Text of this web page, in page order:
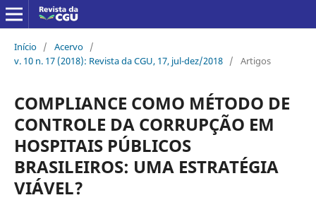
Início / Acervo /
v. 10 n. 17 (2018): Revista da CGU, 17, jul-dez/2018 / Artigos
COMPLIANCE COMO MÉTODO DE
CONTROLE DA CORRUPÇÃO EM
HOSPITAIS PÚBLICOS
BRASILEIROS: UMA ESTRATÉGIA
VIÁVEL?